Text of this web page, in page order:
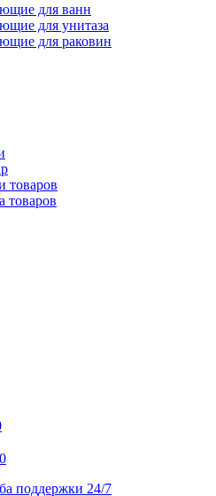
для ванн
для унитаза
для раковин
товаров
товаров
0
поддержки 24/7